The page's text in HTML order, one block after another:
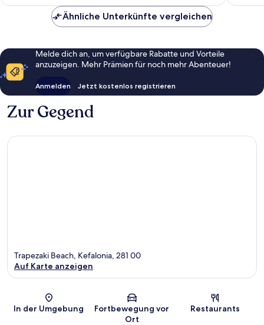
Ähnliche Unterkünfte vergleichen
Melde dich an, um verfügbare Rabatte und Vorteile
anzuzeigen. Mehr Prämien für noch mehr Abenteuer!
Anmelden Jetzt kostenlos registrieren
Zur Gegend
Karte
Trapezaki Beach, Kefalonia, 281 00
Auf Karte anzeigen
In der Umgebung
Fortbewegung vor
Ort
Restaurants